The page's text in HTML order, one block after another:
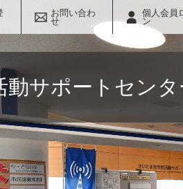
お問い合わ
せ
個人会員
ン
動サポートセン